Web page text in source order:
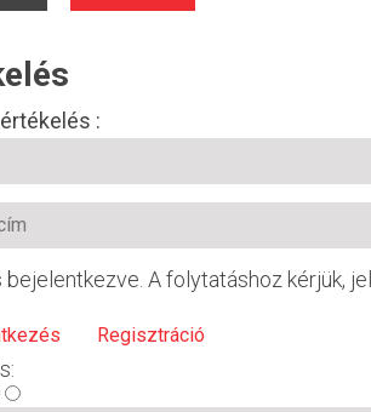
:
bejelentkezve. A folytatáshoz kérjük,
Regisztráció